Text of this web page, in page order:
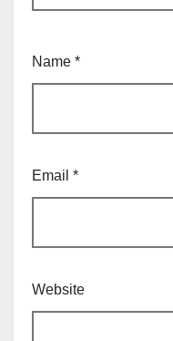
Name *
Email *
Website